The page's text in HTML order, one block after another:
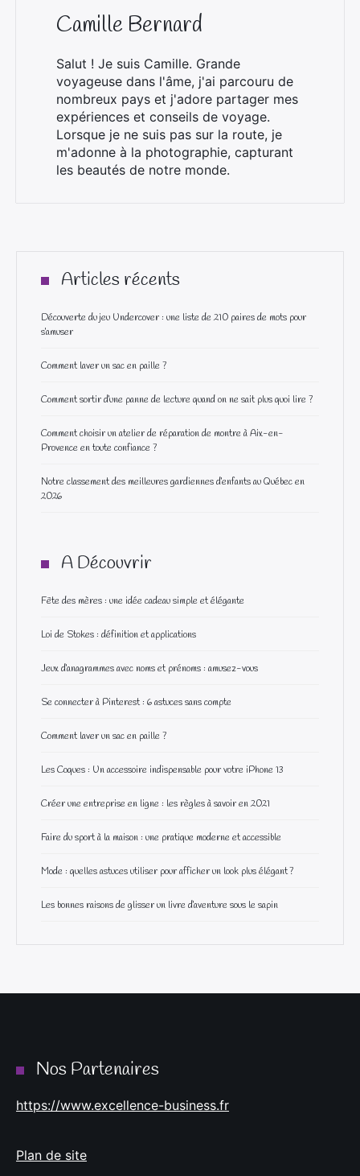
Camille Bernard
Salut ! Je suis Camille. Grande
voyageuse dans l'âme, j'ai parcouru de
nombreux pays et j'adore partager mes
expériences et conseils de voyage.
Lorsque je ne suis pas sur la route, je
m'adonne à la photographie, capturant
les beautés de notre monde.
Articles récents
Découverte du jeu Undercover : une liste de 210 paires de mots pour
s’amuser
Comment laver un sac en paille ?
Comment sortir d’une panne de lecture quand on ne sait plus quoi lire ?
Comment choisir un atelier de réparation de montre à Aix-en-
Provence en toute confiance ?
Notre classement des meilleures gardiennes d’enfants au Québec en
2026
A Découvrir
Fête des mères : une idée cadeau simple et élégante
Loi de Stokes : définition et applications
Jeux d’anagrammes avec noms et prénoms : amusez-vous
Se connecter à Pinterest : 6 astuces sans compte
Comment laver un sac en paille ?
Les Coques : Un accessoire indispensable pour votre iPhone 13
Créer une entreprise en ligne : les règles à savoir en 2021
Faire du sport à la maison : une pratique moderne et accessible
Mode : quelles astuces utiliser pour afficher un look plus élégant ?
Les bonnes raisons de glisser un livre d’aventure sous le sapin
Nos Partenaires
https://www.excellence-business.fr
Plan de site